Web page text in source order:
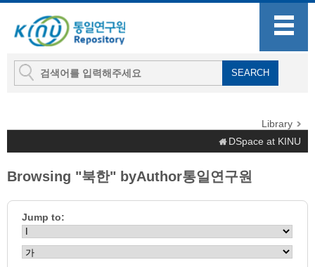
Library
DSpace at KINU
Browsing "북한" byAuthor통일연구원
Jump to: